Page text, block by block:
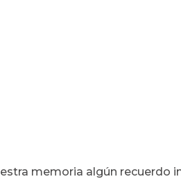
memoria algún recuerdo